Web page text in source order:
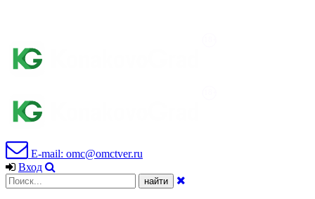
E-mail: omc@omctver.ru
Вход